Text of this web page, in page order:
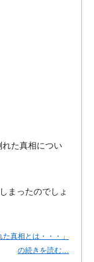
た真相につい
まったのでしょ
真相とは・・・」
の続きを読む…